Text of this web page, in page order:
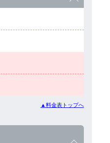
▲料金表トップへ